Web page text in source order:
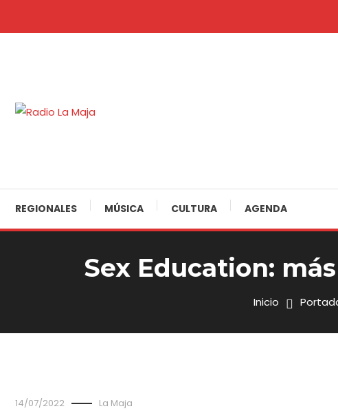
REGIONALES MÚSICA CULTURA AGENDA
Sex Education:
Inicio
14/07/2022 La Maja